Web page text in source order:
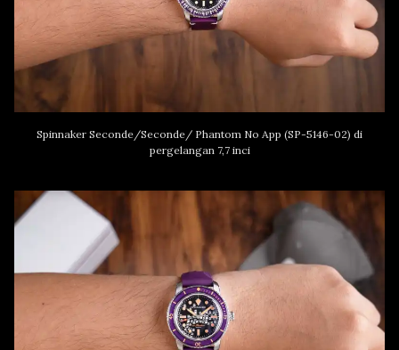
Spinnaker Seconde/Seconde/ Phantom No App (SP-5146-02) di
pergelangan 7,7 inci